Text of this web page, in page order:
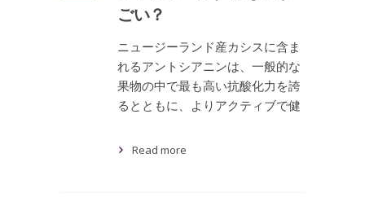
ごい？
ニュージーランド産カシスに含ま
れるアントシアニンは、一般的な
果物の中で最も高い抗酸化力を誇
るとともに、よりアクティブで健
Read more